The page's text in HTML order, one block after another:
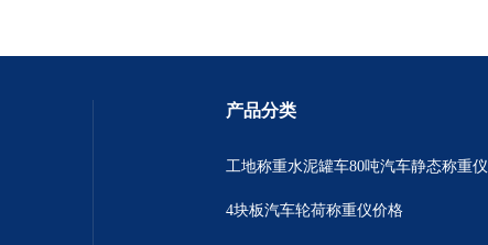
产品分类
工地称重水泥罐车80吨汽车静态称重仪
4块板汽车轮荷称重仪价格